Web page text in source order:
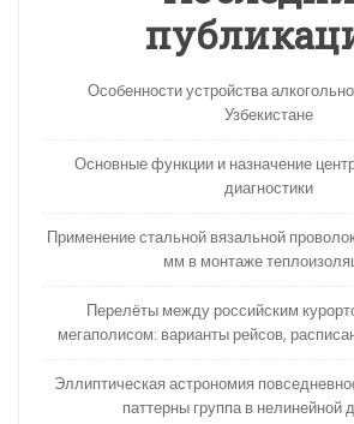
Особенности устройства
Узбекистане
Основные функции и назначение
диагностики
Применение стальной вязальной
мм в монтаже
Перелёты между российским
мегаполисом: варианты рейсов,
Эллиптическая астрономия
паттерны группа в нелинейной